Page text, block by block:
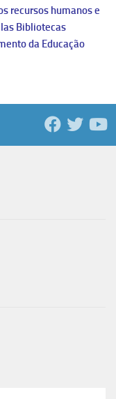
recursos humanos e
Bibliotecas
da Educação